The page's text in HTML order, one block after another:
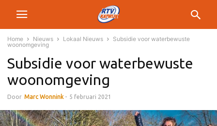
Home Nieuws Lokaal Nieuws
Subsidie voor waterbewuste
woonomgeving
Subsidie voor waterbewuste
woonomgeving
Door Marc Wonnink - 5 februari 2021